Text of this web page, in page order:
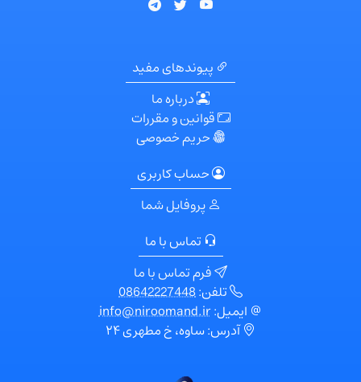
پیوندهای مفید
درباره ما
قوانین و مقررات
حریم خصوصی
حساب کاربری
پروفایل شما
تماس با ما
فرم تماس با ما
تلفن:08642227448
ایمیل:info@niroomand.ir
آدرس: ساوه، خ مطهری ۲۴